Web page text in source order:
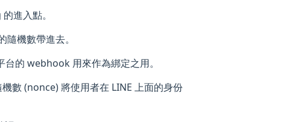
進入點。
機數帶進去。
的 webhook 用來作為綁定之用。
數 (nonce) 將使用者在 LINE 上面的身份